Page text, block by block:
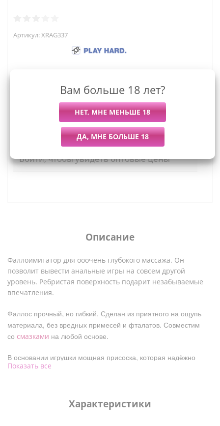
Артикул:XRAG337
Последний раз купили
Более 7 дней назад
Всего купили
202 штуки
Мы работаем с организациями и ИП.
Войти, чтобы увидеть оптовые цены
Описание
Фаллоимитатор для ооочень глубокого массажа. Он
позволит вывести анальные игры на совсем другой
уровень. Ребристая поверхность подарит незабываемые
впечатления.
Фаллос прочный, но гибкий. Сделан из приятного на ощупь
материала, без вредных примесей и фталатов. Совместим
со смазками на любой основе.
В основании игрушки мощная присоска, которая надёжно
крепиться на любой поверхности.
Длина общая: 50.8 см
Показать все
Характеристики
Вам больше 18 лет?